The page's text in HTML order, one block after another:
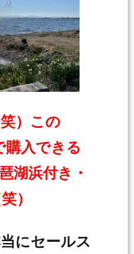
）この
購入できる
湖浜付き・
）
にセールス